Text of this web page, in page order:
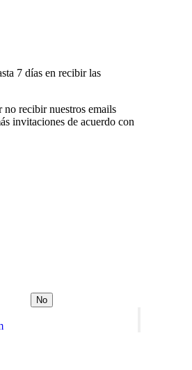
7 días en recibir las
no recibir nuestros emails
invitaciones de acuerdo con
No